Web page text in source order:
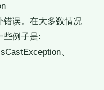
错误。在大多数情况
些例子是:
、